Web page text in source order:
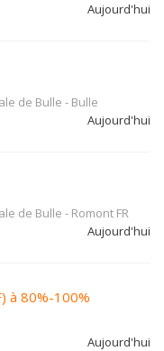
Aujourd'hui
de Bulle - Bulle
Aujourd'hui
de Bulle - Romont FR
Aujourd'hui
à 80%-100%
Aujourd'hui